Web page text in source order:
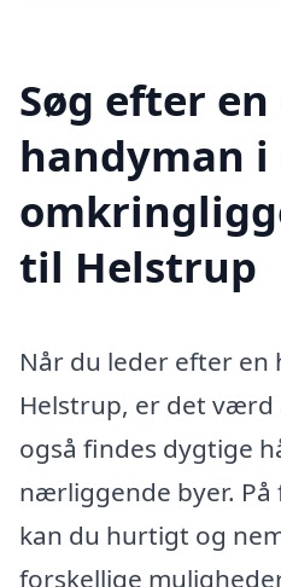
Søg efter
handyman i
til Helstrup
Når du leder efter en
Helstrup, er det
også findes dygtige
nærliggende byer.
kan du hurtigt og
forskellige